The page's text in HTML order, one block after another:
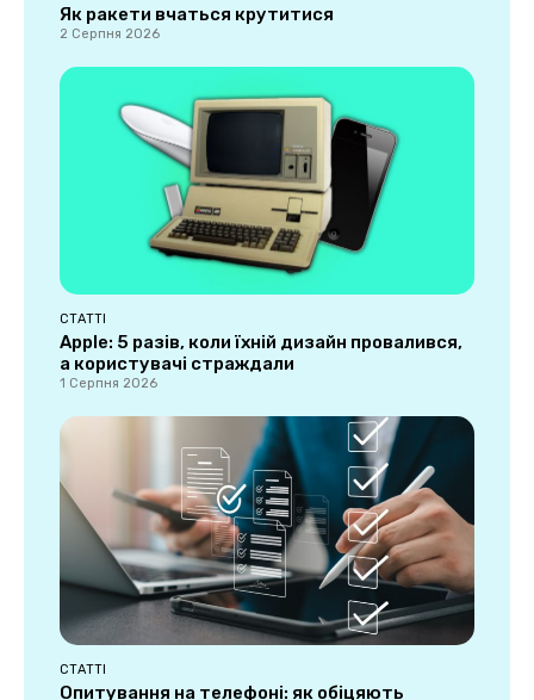
Як ракети вчаться крутитися
2 Серпня 2026
СТАТТІ
Apple: 5 разів, коли їхній дизайн провалився,
а користувачі страждали
1 Серпня 2026
СТАТТІ
Опитування на телефоні: як обіцяють